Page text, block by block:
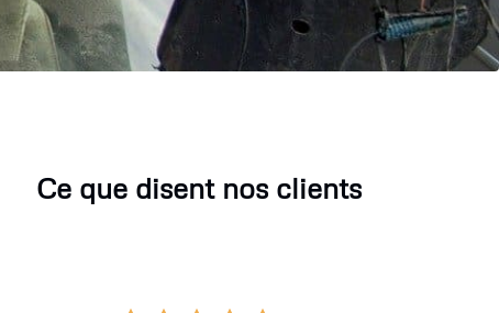
Ce que disent nos clients